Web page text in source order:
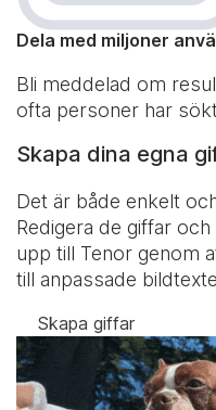
Dela med miljoner
Bli meddelad om
ofta personer har
Skapa dina egna
Det är både enkelt
Redigera de giffar
upp till Tenor genom
till anpassade
Skapa giffar